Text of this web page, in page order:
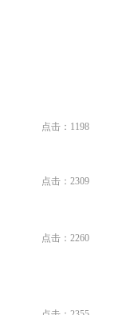
点击：1198
点击：2309
点击：2260